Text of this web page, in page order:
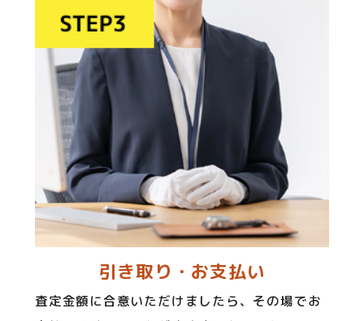
引き取り・お支払い
査定金額に合意いただけましたら、その場でお